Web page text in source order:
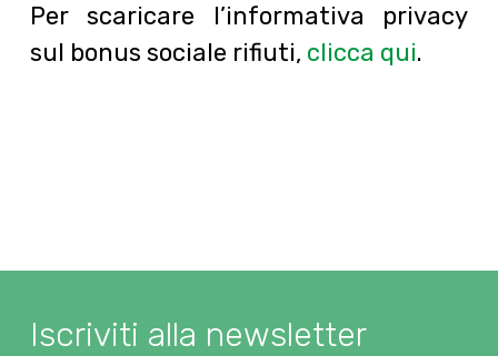
Per scaricare l’informativa privacy
sul bonus sociale rifiuti, clicca qui.
Iscriviti alla newsletter